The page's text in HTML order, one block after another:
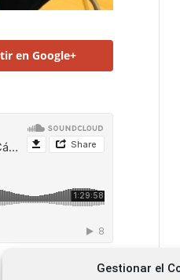
Gestionar el
en Google+